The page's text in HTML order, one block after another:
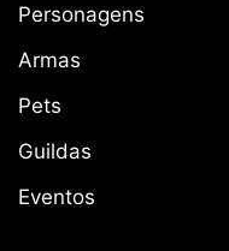
Personagens
Armas
Pets
Guildas
Eventos